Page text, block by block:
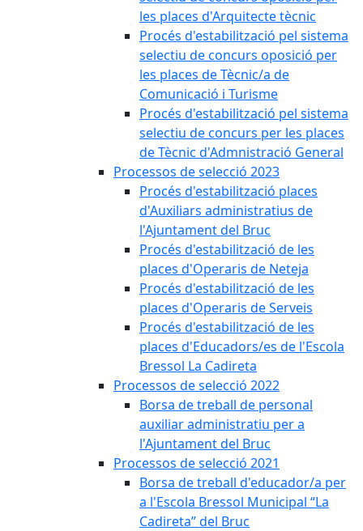
les places d'Arquitecte tècnic
Procés d'estabilització pel sistema
selectiu de concurs oposició per
les places de Tècnic/a de
Comunicació i Turisme
Procés d'estabilització pel sistema
selectiu de concurs per les places
de Tècnic d'Admnistració General
Processos de selecció 2023
Procés d'estabilització places
d'Auxiliars administratius de
l'Ajuntament del Bruc
Procés d'estabilització de les
places d'Operaris de Neteja
Procés d'estabilització de les
places d'Operaris de Serveis
Procés d'estabilització de les
places d'Educadors/es de l'Escola
Bressol La Cadireta
Processos de selecció 2022
Borsa de treball de personal
auxiliar administratiu per a
l'Ajuntament del Bruc
Processos de selecció 2021
Borsa de treball d'educador/a per
a l'Escola Bressol Municipal “La
Cadireta” del Bruc